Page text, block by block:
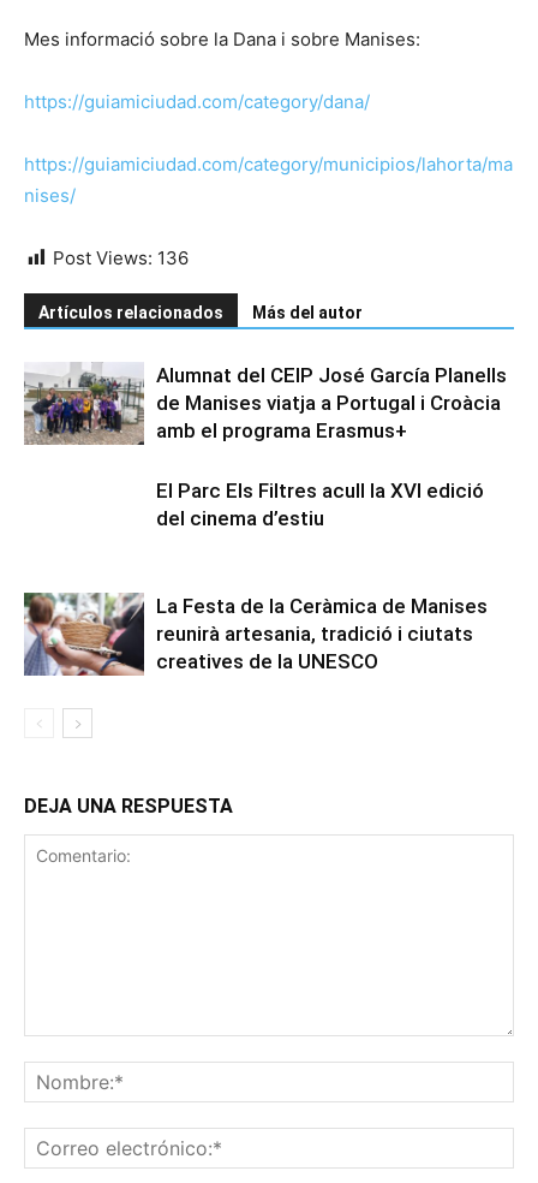
Mes informació sobre la Dana i sobre Manises:
https://guiamiciudad.com/category/dana/
https://guiamiciudad.com/category/municipios/lahorta/ma
nises/
Post Views: 136
Artículos relacionados Más del autor
Alumnat del CEIP José García Planells
de Manises viatja a Portugal i Croàcia
amb el programa Erasmus+
El Parc Els Filtres acull la XVI edició
del cinema d’estiu
La Festa de la Ceràmica de Manises
reunirà artesania, tradició i ciutats
creatives de la UNESCO
DEJA UNA RESPUESTA